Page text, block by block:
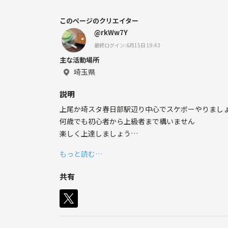
このページのクリエイター
@rkWw7Y
最終ログイン:6月15日 19:43
主な活動場所
埼玉県
説明
上尾か埼スタ春日部駅辺り中心でスケボーやりまし
何歳でも初心者から上級者まで構いません
楽しく上達しましょう
日曜日は日中、平日は夜中の８時半から
今のメンバー5人です
よろしくお願いします
もっと読む…
共有